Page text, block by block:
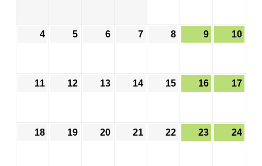
4 5 6 7 8 9 10
11 12 13 14 15 16 17
18 19 20 21 22 23 24